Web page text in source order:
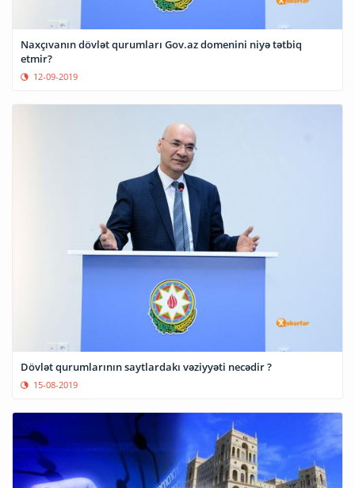
Naxçıvanın dövlət qurumları Gov.az domenini niyə tətbiq
etmir?
12-09-2019
Dövlət qurumlarının saytlardakı vəziyyəti necədir ?
15-08-2019